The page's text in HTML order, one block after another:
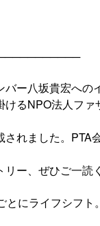
ー八坂貴宏への
けるNPO法人フ
されました。PTA
ー、ぜひご一読
とにライフシフ